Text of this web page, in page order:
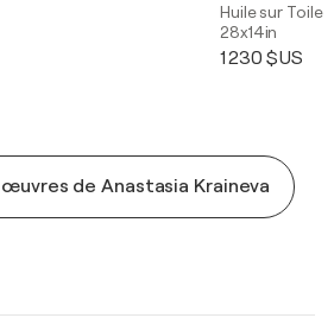
Huile sur Toile
28x14in
1 230 $US
de Anastasia Kraineva